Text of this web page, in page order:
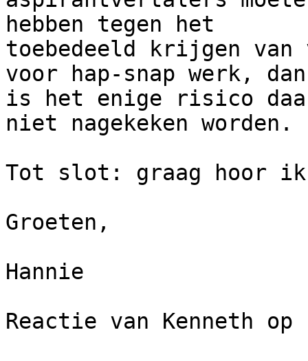
hebben tegen het
toebedeeld krijgen
voor hap-snap werk,
is het enige risico
niet nagekeken worden.
Tot slot: graag hoor
Groeten,
Hannie
Reactie van Kenneth op